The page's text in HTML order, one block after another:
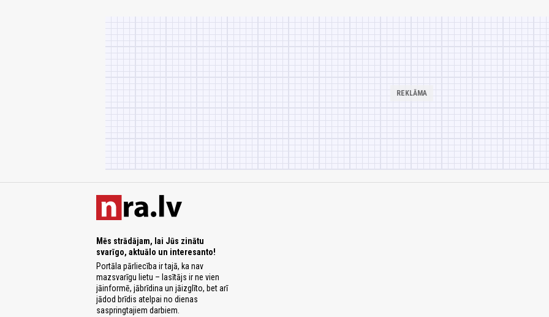
Mēs strādājam, lai Jūs zinātu
svarīgo, aktuālo un interesanto!
Portāla pārliecība ir tajā, ka nav
mazsvarīgu lietu – lasītājs ir ne vien
jāinformē, jābrīdina un jāizglīto, bet arī
jādod brīdis atelpai no dienas
saspringtajiem darbiem.